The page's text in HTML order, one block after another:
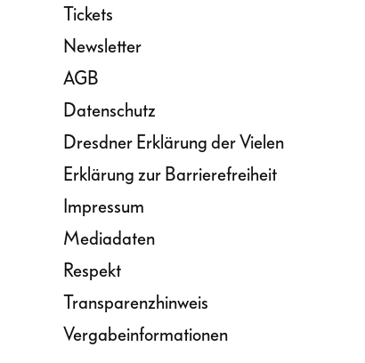
Tickets
Newsletter
AGB
Datenschutz
Dresdner Erklärung der Vielen
Erklärung zur Barrierefreiheit
Impressum
Mediadaten
Respekt
Transparenzhinweis
Vergabeinformationen